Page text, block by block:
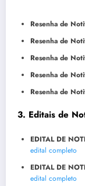
Resenha de
Resenha de
Resenha de
Resenha de
Resenha de
3. Editais de
EDITAL DE
edital completo
EDITAL DE
edital completo